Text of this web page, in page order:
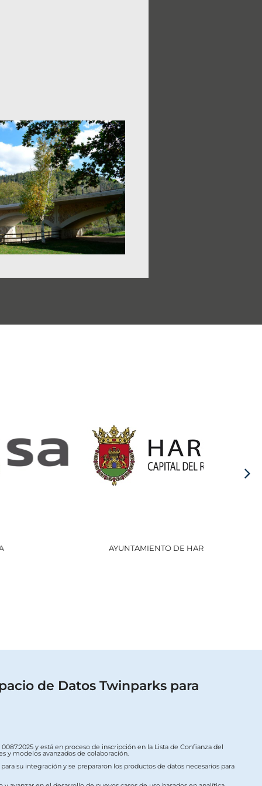
AYUNTAMIENTO DE HARO
de Datos Twinparks para
y está en proceso de inscripción en la Lista de Confianza del
y modelos avanzados de colaboración.
su integración y se prepararon los productos de datos necesarios para